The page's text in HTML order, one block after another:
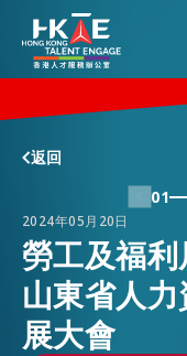
香港優勢
居港須知
人才支援
返回
01
2024年05月20日
勞工及福
山東省人
展大會